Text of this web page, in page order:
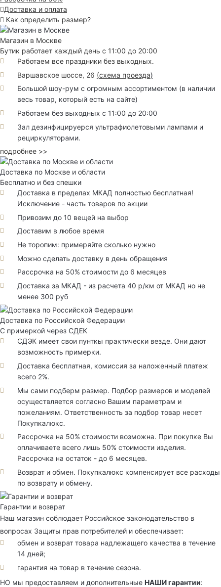
Доставка и оплата
Как определить размер?
Магазин в Москве
Бутик работает каждый день с 11:00 до 20:00
Работаем все праздники без выходных.
Варшавское шоссе, 26 (схема проезда)
Большой шоу-рум с огромным ассортиментом (в наличии
весь товар, который есть на сайте)
Работаем без выходных с 11:00 до 20:00
Зал дезинфицируерся ультрафиолетовыми лампами и
рециркуляторами.
подробнее >>
Доставка по Москве и области
Бесплатно и без спешки
Доставка в пределах МКАД полностью бесплатная!
Исключение - часть товаров по акции
Привозим до 10 вещей на выбор
Доставим в любое время
Не торопим: примеряйте сколько нужно
Можно сделать доставку в день обращения
Рассрочка на 50% стоимости до 6 месяцев
Доставка за МКАД - из расчета 40 р/км от МКАД но не
менее 300 руб
Доставка по Российской Федерации
С примеркой через СДЕК
СДЭК имеет свои пунткы практически везде. Они дают
возможность примерки.
Доставка бесплатная, комиссия за наложенный платеж
всего 2%.
Мы сами подберм размер. Подбор размеров и моделей
осуществляется согласно Вашим параметрам и
пожеланиям. Ответственность за подбор товар несет
Покупкалюкс.
Рассрочка на 50% стоимости возможна. При покупке Вы
оплачиваете всего лишь 50% стоимости изделия.
Рассрочка на остаток - до 6 месяцев.
Возврат и обмен. Покупкалюкс компенсирует все расходы
по возврату и обмену.
Гарантии и возврат
Наш магазин соблюдает Российское законодательство в
вопросах Защиты прав потребителей и обеспечивает:
обмен и возврат товара надлежащего качества в течение
14 дней;
гарантия на товар в течение сезона.
НО мы предоставляем и дополнительные НАШИ гарантии: